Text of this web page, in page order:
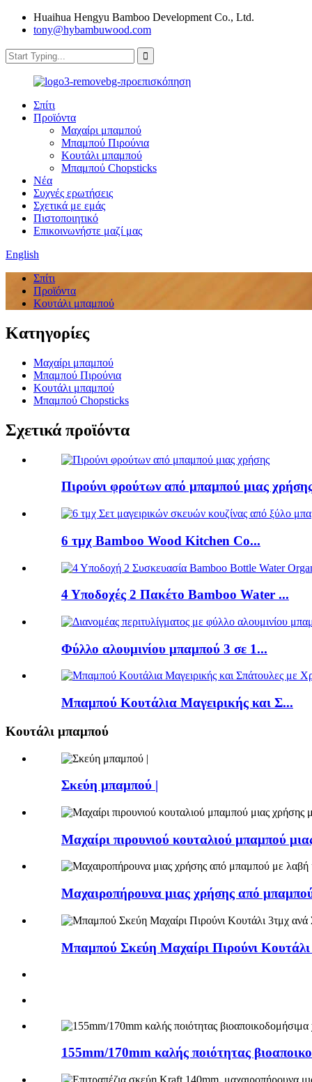
Huaihua Hengyu Bamboo Development Co., Ltd.
tony@hybambuwood.com
Σπίτι
Προϊόντα
Μαχαίρι μπαμπού
Μπαμπού Πιρούνια
Κουτάλι μπαμπού
Μπαμπού Chopsticks
Νέα
Συχνές ερωτήσεις
Σχετικά με εμάς
Πιστοποιητικό
Επικοινωνήστε μαζί μας
English
Σπίτι
Προϊόντα
Κουτάλι μπαμπού
Κατηγορίες
Μαχαίρι μπαμπού
Μπαμπού Πιρούνια
Κουτάλι μπαμπού
Μπαμπού Chopsticks
Σχετικά προϊόντα
Πιρούνι φρούτων από μπαμπού μιας
6 τμχ Bamboo Wood Kitchen Co...
4 Υποδοχές 2 Πακέτο Bamboo Water ...
Φύλλο αλουμινίου μπαμπού 3 σε 1...
Μπαμπού Κουτάλια Μαγειρικής και Σ...
Κουτάλι μπαμπού
Σκεύη μπαμπού |
Μαχαίρι πιρουνιού κουταλιού μπαμπού
Μαχαιροπήρουνα μιας χρήσης από
Μπαμπού Σκεύη Μαχαίρι Πιρούνι Κουτάλι
155mm/170mm καλής ποιότητας